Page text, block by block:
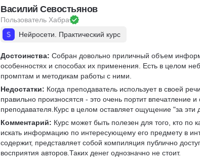
Василий Севостьянов
Пользователь Хабра
Нейросети. Практический курс
Достоинства: Собран довольно приличный объем
особенностях и способах их применения. Есть в целом
промптам и методикам работы с ними.
Недостатки: Когда преподаватель использует в своей
правильно произносятся - это очень портит
преподавателя.Курс в целом оставляет ощущение "за эти
Комментарий: Курс может быть полезен для того, кто по
искать информацию по интересующему его предмету в
содержит, представляет собой компиляция публично
восприятия авторов.Таких денег однозначно не стоит.